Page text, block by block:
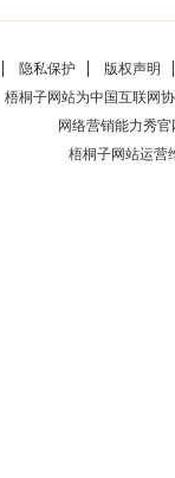
隐私保护
版权声明
梧桐子网站为中国互联网
网络营销能力秀官
梧桐子网站运营